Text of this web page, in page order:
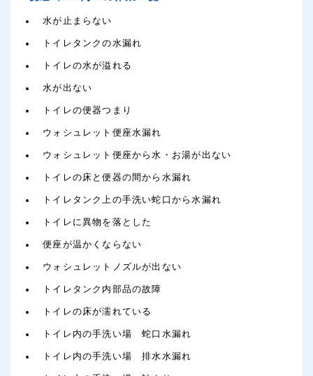
水が止まらない
トイレタンクの水漏れ
トイレの水が溢れる
水が出ない
トイレの便器つまり
ウォシュレット便座水漏れ
ウォシュレット便座から水・お湯が出ない
トイレの床と便器の間から水漏れ
トイレタンク上の手洗い蛇口から水漏れ
トイレに異物を落とした
便座が温かくならない
ウォシュレットノズルが出ない
トイレタンク内部品の故障
トイレの床が濡れている
トイレ内の手洗い場 蛇口水漏れ
トイレ内の手洗い場 排水水漏れ